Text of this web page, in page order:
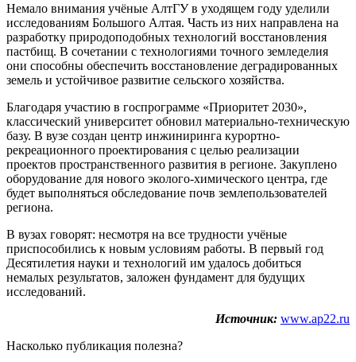
Немало внимания учёные АлтГУ в уходящем году уделили
исследованиям Большого Алтая. Часть из них направлена на
разработку природоподобных технологий восстановления
пастбищ. В сочетании с технологиями точного земледелия
они способны обеспечить восстановление деградированных
земель и устойчивое развитие сельского хозяйства.
Благодаря участию в госпрограмме «Приоритет 2030»,
классический университет обновил материально-техническую
базу. В вузе создан центр инжиниринга курортно-
рекреационного проектирования с целью реализации
проектов пространственного развития в регионе. Закуплено
оборудование для нового эколого-химического центра, где
будет выполняться обследование почв землепользователей
региона.
В вузах говорят: несмотря на все трудности учёные
приспособились к новым условиям работы. В первый год
Десятилетия науки и технологий им удалось добиться
немалых результатов, заложен фундамент для будущих
исследований.
Источник: www.ap22.ru
Насколько публикация полезна?